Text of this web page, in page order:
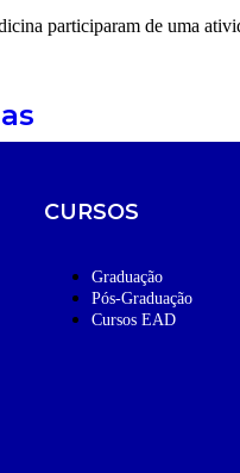
participaram de uma
CURSOS
Graduação
Pós-Graduação
Cursos EAD